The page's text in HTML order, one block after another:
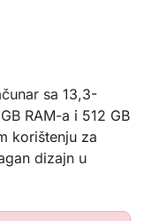
sa 13,3-
RAM-a i 512 GB
korištenju za
dizajn u